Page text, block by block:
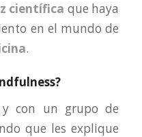
científica que haya
en el mundo de
.
y con un grupo de
que les explique